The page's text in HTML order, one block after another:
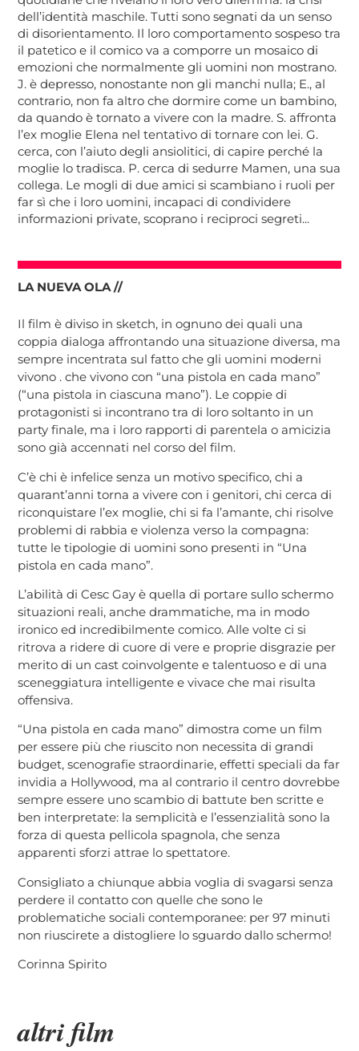
dell’identità maschile. Tutti sono segnati da un senso
di disorientamento. Il loro comportamento sospeso tra
il patetico e il comico va a comporre un mosaico di
emozioni che normalmente gli uomini non mostrano.
J. è depresso, nonostante non gli manchi nulla; E., al
contrario, non fa altro che dormire come un bambino,
da quando è tornato a vivere con la madre. S. affronta
l’ex moglie Elena nel tentativo di tornare con lei. G.
cerca, con l’aiuto degli ansiolitici, di capire perché la
moglie lo tradisca. P. cerca di sedurre Mamen, una sua
collega. Le mogli di due amici si scambiano i ruoli per
far sì che i loro uomini, incapaci di condividere
informazioni private, scoprano i reciproci segreti...
LA NUEVA OLA //
Il film è diviso in sketch, in ognuno dei quali una
coppia dialoga affrontando una situazione diversa, ma
sempre incentrata sul fatto che gli uomini moderni
vivono . che vivono con “una pistola en cada mano”
(“una pistola in ciascuna mano”). Le coppie di
protagonisti si incontrano tra di loro soltanto in un
party finale, ma i loro rapporti di parentela o amicizia
sono già accennati nel corso del film.
C’è chi è infelice senza un motivo specifico, chi a
quarant’anni torna a vivere con i genitori, chi cerca di
riconquistare l’ex moglie, chi si fa l’amante, chi risolve
problemi di rabbia e violenza verso la compagna:
tutte le tipologie di uomini sono presenti in “Una
pistola en cada mano”.
L’abilità di Cesc Gay è quella di portare sullo schermo
situazioni reali, anche drammatiche, ma in modo
ironico ed incredibilmente comico. Alle volte ci si
ritrova a ridere di cuore di vere e proprie disgrazie per
merito di un cast coinvolgente e talentuoso e di una
sceneggiatura intelligente e vivace che mai risulta
offensiva.
“Una pistola en cada mano” dimostra come un film
per essere più che riuscito non necessita di grandi
budget, scenografie straordinarie, effetti speciali da far
invidia a Hollywood, ma al contrario il centro dovrebbe
sempre essere uno scambio di battute ben scritte e
ben interpretate: la semplicità e l’essenzialità sono la
forza di questa pellicola spagnola, che senza
apparenti sforzi attrae lo spettatore.
Consigliato a chiunque abbia voglia di svagarsi senza
perdere il contatto con quelle che sono le
problematiche sociali contemporanee: per 97 minuti
non riuscirete a distogliere lo sguardo dallo schermo!
Corinna Spirito
altri film